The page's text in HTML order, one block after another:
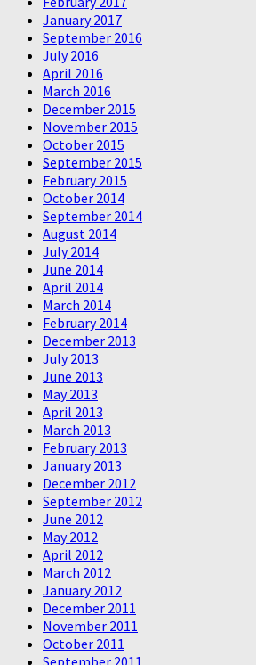
January 2017
September 2016
July 2016
April 2016
March 2016
December 2015
November 2015
October 2015
September 2015
February 2015
October 2014
September 2014
August 2014
July 2014
June 2014
April 2014
March 2014
February 2014
December 2013
July 2013
June 2013
May 2013
April 2013
March 2013
February 2013
January 2013
December 2012
September 2012
June 2012
May 2012
April 2012
March 2012
January 2012
December 2011
November 2011
October 2011
September 2011